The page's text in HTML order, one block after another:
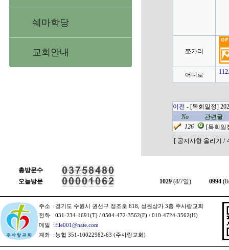
쪼가리
어디로
이전 - [목회일정]
No
관련글
126
[목회일
[ 공지사항 올리기 /
쉐마학당
교회안내
총방문수
오늘방문
1029 (8/7일) 0994
주소 : 경기도 수원시 권선구 정조로 618, 성원상가 3층 주사랑교회
전화 :031-234-1691(T) / 0504-472-3562(F) / 010-4724-3562(H)
메일 :file001@nate.com
계좌 : 농협 351-10022982-63 (주사랑교회)